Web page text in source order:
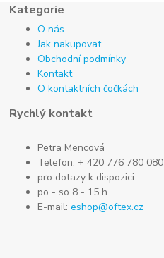
Kategorie
O nás
Jak nakupovat
Obchodní podmínky
Kontakt
O kontaktních čočkách
Rychlý kontakt
Petra Mencová
Telefon: + 420 776 780 080
pro dotazy k dispozici
po - so 8 - 15 h
E-mail:eshop@oftex.cz